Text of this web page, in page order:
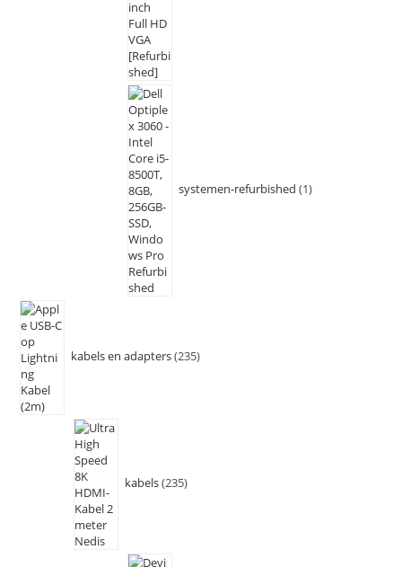
systemen-refurbished 1
kabels en adapters 235
kabels 235